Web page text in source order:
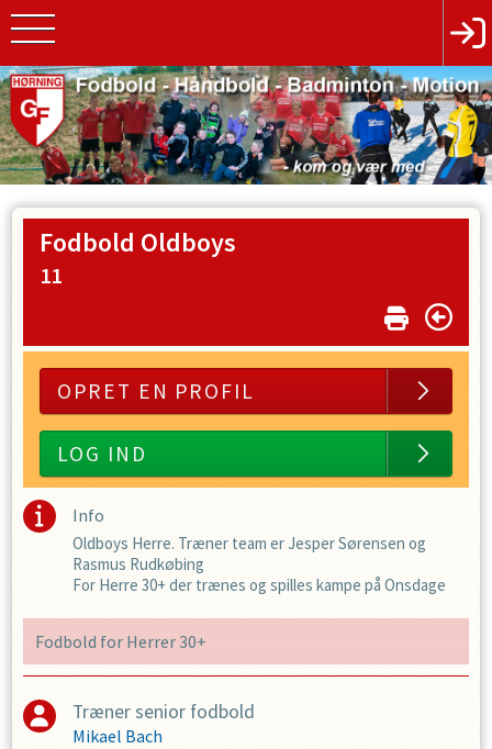
Fodbold Oldboys
11
OPRET EN PROFIL
LOG IND
Info
Oldboys Herre. Træner team er Jesper Sørensen og
Rasmus Rudkøbing
For Herre 30+ der trænes og spilles kampe på Onsdage
Fodbold for Herrer 30+
Træner senior fodbold
Mikael Bach